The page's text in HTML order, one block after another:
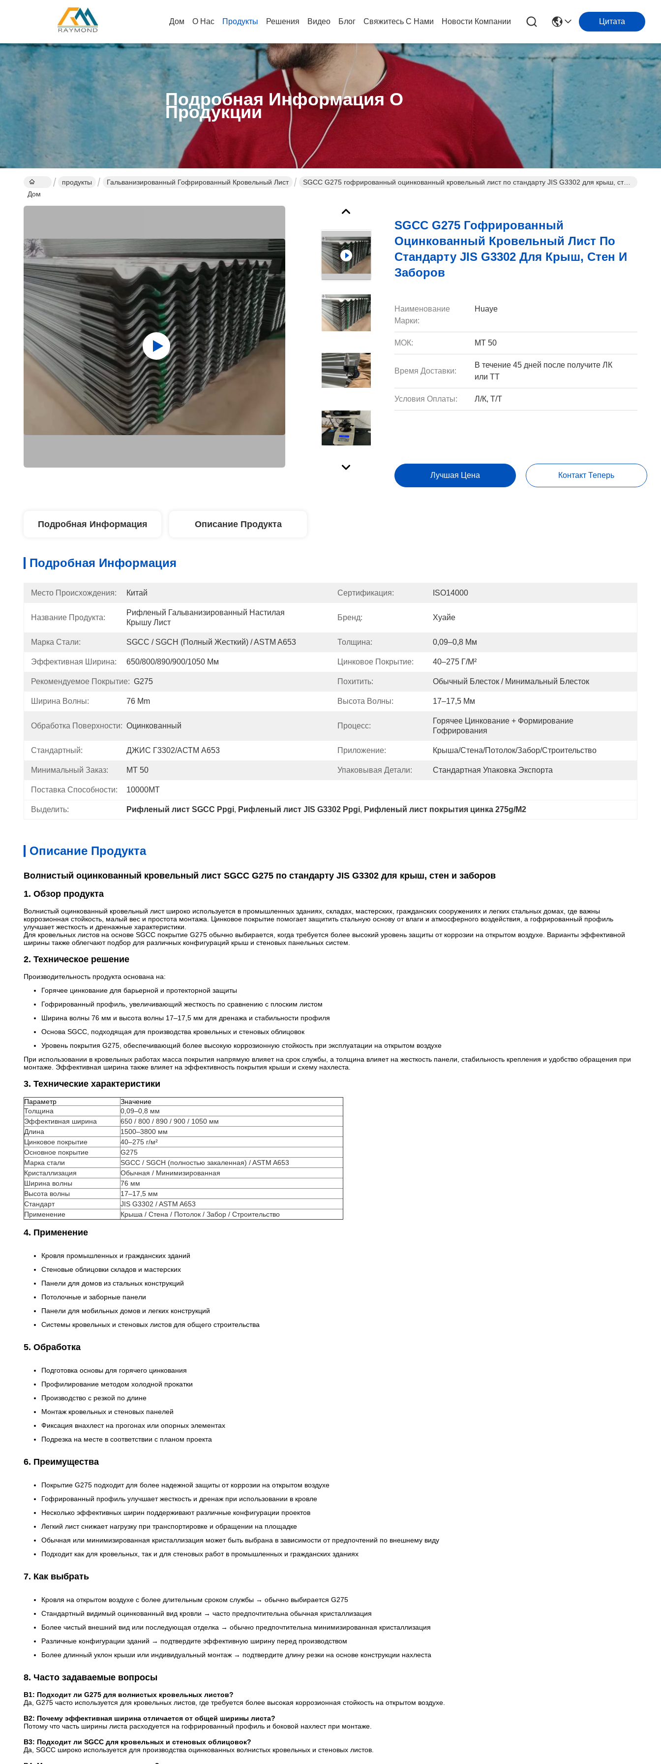
Дом О Нас Продукты Решения Видео Блог Свяжитесь С Нами Новости Компании Цитата
Подробная Информация О
Продукции
Дом
продукты Гальванизированный Гофрированный Кровельный Лист
SGCC G275 гофрированный оцинкованный кровельный лист по стандарту JIS G3302 для крыш, стен
SGCC G275 Гофрированный
Оцинкованный Кровельный Лист По
Стандарту JIS G3302 Для Крыш, Стен И
Заборов
Наименование
Марки:
Huaye
МОК: МТ 50
Время Доставки:
В течение 45 дней после получите ЛК
или ТТ
Условия Оплаты: Л/К, Т/Т
Лучшая Цена Контакт Теперь
Подробная Информация Описание Продукта
Подробная Информация
Место Происхождения: Китай Сертификация: ISO14000
Название Продукта:
Рифленый Гальванизированный Настилая
Крышу Лист
Бренд: Хуайе
Марка Стали: SGCC / SGCH (полный Жесткий) / ASTM A653 Толщина: 0,09–0,8 Мм
Эффективная Ширина: 650/800/890/900/1050 Мм Цинковое Покрытие: 40–275 Г/м²
Рекомендуемое Покрытие: G275 Похитить: Обычный Блесток / Минимальный Блесток
Ширина Волны: 76 Mm Высота Волны: 17–17,5 Мм
Обработка Поверхности: Оцинкованный Процесс:
Горячее Цинкование + Формирование
Гофрирования
Стандартный: ДЖИС Г3302/АСТМ А653 Приложение: Крыша/Стена/Потолок/Забор/Строительство
Минимальный Заказ: MT 50 Упаковывая Детали: Стандартная Упаковка Экспорта
Поставка Способности: 10000МТ
Выделить: Рифленый лист SGCC Ppgi, Рифленый лист JIS G3302 Ppgi, Рифленый лист покрытия цинка 275g/M2
Описание Продукта
Волнистый оцинкованный кровельный лист SGCC G275 по стандарту JIS G3302 для крыш, стен и заборов
1. Обзор продукта
Волнистый оцинкованный кровельный лист широко используется в промышленных зданиях, складах, мастерских, гражданских сооружениях и легких стальных домах, где важны
коррозионная стойкость, малый вес и простота монтажа. Цинковое покрытие помогает защитить стальную основу от влаги и атмосферного воздействия, а гофрированный профиль
улучшает жесткость и дренажные характеристики.
Для кровельных листов на основе SGCC покрытие G275 обычно выбирается, когда требуется более высокий уровень защиты от коррозии на открытом воздухе. Варианты эффективной
ширины также облегчают подбор для различных конфигураций крыш и стеновых панельных систем.
2. Техническое решение
Производительность продукта основана на:
Горячее цинкование для барьерной и протекторной защиты
Гофрированный профиль, увеличивающий жесткость по сравнению с плоским листом
Ширина волны 76 мм и высота волны 17–17,5 мм для дренажа и стабильности профиля
Основа SGCC, подходящая для производства кровельных и стеновых облицовок
Уровень покрытия G275, обеспечивающий более высокую коррозионную стойкость при эксплуатации на открытом воздухе
При использовании в кровельных работах масса покрытия напрямую влияет на срок службы, а толщина влияет на жесткость панели, стабильность крепления и удобство обращения при
монтаже. Эффективная ширина также влияет на эффективность покрытия крыши и схему нахлеста.
3. Технические характеристики
Параметр
Значение
Толщина
0,09–0,8 мм
Эффективная ширина
650 / 800 / 890 / 900 / 1050 мм
Длина
1500–3800 мм
Цинковое покрытие
40–275 г/м²
Основное покрытие
G275
Марка стали
SGCC / SGCH (полностью закаленная) / ASTM A653
Кристаллизация
Обычная / Минимизированная
Ширина волны
76 мм
Высота волны
17–17,5 мм
Стандарт
JIS G3302 / ASTM A653
Применение
Крыша / Стена / Потолок / Забор / Строительство
4. Применение
Кровля промышленных и гражданских зданий
Стеновые облицовки складов и мастерских
Панели для домов из стальных конструкций
Потолочные и заборные панели
Панели для мобильных домов и легких конструкций
Системы кровельных и стеновых листов для общего строительства
5. Обработка
Подготовка основы для горячего цинкования
Профилирование методом холодной прокатки
Производство с резкой по длине
Монтаж кровельных и стеновых панелей
Фиксация внахлест на прогонах или опорных элементах
Подрезка на месте в соответствии с планом проекта
6. Преимущества
Покрытие G275 подходит для более надежной защиты от коррозии на открытом воздухе
Гофрированный профиль улучшает жесткость и дренаж при использовании в кровле
Несколько эффективных ширин поддерживают различные конфигурации проектов
Легкий лист снижает нагрузку при транспортировке и обращении на площадке
Обычная или минимизированная кристаллизация может быть выбрана в зависимости от предпочтений по внешнему виду
Подходит как для кровельных, так и для стеновых работ в промышленных и гражданских зданиях
7. Как выбрать
Кровля на открытом воздухе с более длительным сроком службы → обычно выбирается G275
Стандартный видимый оцинкованный вид кровли → часто предпочтительна обычная кристаллизация
Более чистый внешний вид или последующая отделка → обычно предпочтительна минимизированная кристаллизация
Различные конфигурации зданий → подтвердите эффективную ширину перед производством
Более длинный уклон крыши или индивидуальный монтаж → подтвердите длину резки на основе конструкции нахлеста
8. Часто задаваемые вопросы
В1: Подходит ли G275 для волнистых кровельных листов?
Да, G275 часто используется для кровельных листов, где требуется более высокая коррозионная стойкость на открытом воздухе.
В2: Почему эффективная ширина отличается от общей ширины листа?
Потому что часть ширины листа расходуется на гофрированный профиль и боковой нахлест при монтаже.
В3: Подходит ли SGCC для кровельных и стеновых облицовок?
Да, SGCC широко используется для производства оцинкованных волнистых кровельных и стеновых листов.